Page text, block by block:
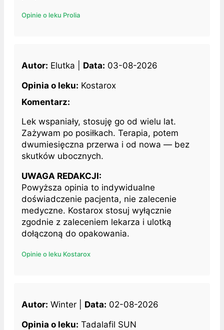
Opinie o leku Prolia
Autor: Elutka | Data: 03-08-2026
Opinia o leku: Kostarox
Komentarz:
Lek wspaniały, stosuję go od wielu lat.
Zażywam po posiłkach. Terapia, potem
dwumiesięczna przerwa i od nowa — bez
skutków ubocznych.
UWAGA REDAKCJI:
Powyższa opinia to indywidualne
doświadczenie pacjenta, nie zalecenie
medyczne. Kostarox stosuj wyłącznie
zgodnie z zaleceniem lekarza i ulotką
dołączoną do opakowania.
Opinie o leku Kostarox
Autor: Winter | Data: 02-08-2026
Opinia o leku: Tadalafil SUN